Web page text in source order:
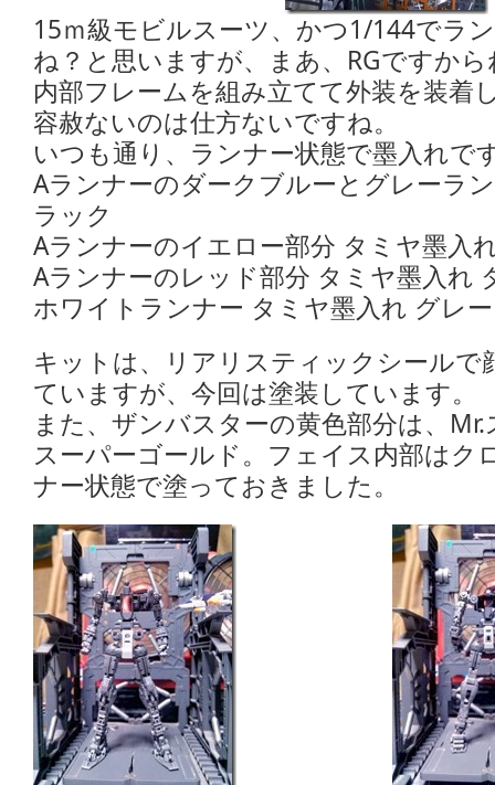
15ｍ級モビルスーツ、かつ1/144でラ
ね？と思いますが、まあ、RGですから
内部フレームを組み立てて外装を装着
容赦ないのは仕方ないですね。
いつも通り、ランナー状態で墨入れで
Aランナーのダークブルーとグレーラ
ラック
Aランナーのイエロー部分 タミヤ墨入
Aランナーのレッド部分 タミヤ墨入れ
ホワイトランナー タミヤ墨入れ グレー
キットは、リアリスティックシールで
ていますが、今回は塗装しています。
また、ザンバスターの黄色部分は、
スーパーゴールド。フェイス内部はク
ナー状態で塗っておきました。